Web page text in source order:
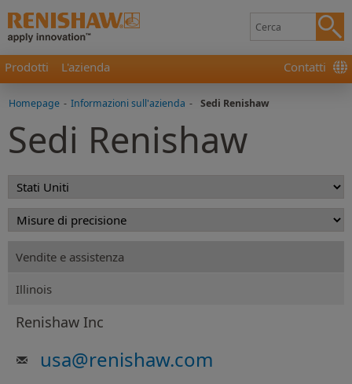
Prodotti L'azienda Contatti
Homepage - Informazioni sull'azienda - Sedi Renishaw
Sedi Renishaw
Vendite e assistenza
Illinois
Renishaw Inc
usa@renishaw.com